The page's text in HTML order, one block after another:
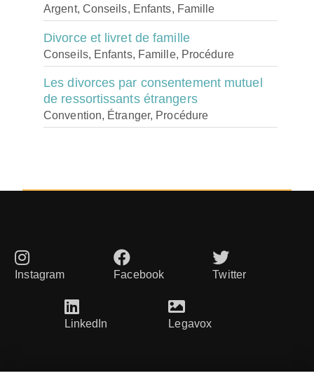
Argent, Conseils, Enfants, Famille
Divorce et livret de famille
Conseils, Enfants, Famille, Procédure
Les divorces par consentement mutuel
de ressortissants étrangers
Convention, Étranger, Procédure
Instagram Facebook Twitter
LinkedIn Legavox